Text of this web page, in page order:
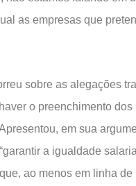
as empresas que
sobre as alegações
o preenchimento
em sua
a igualdade
ao menos em linha